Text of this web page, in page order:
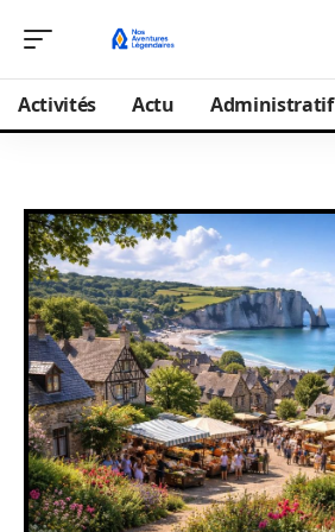
Activités Actu Administratif